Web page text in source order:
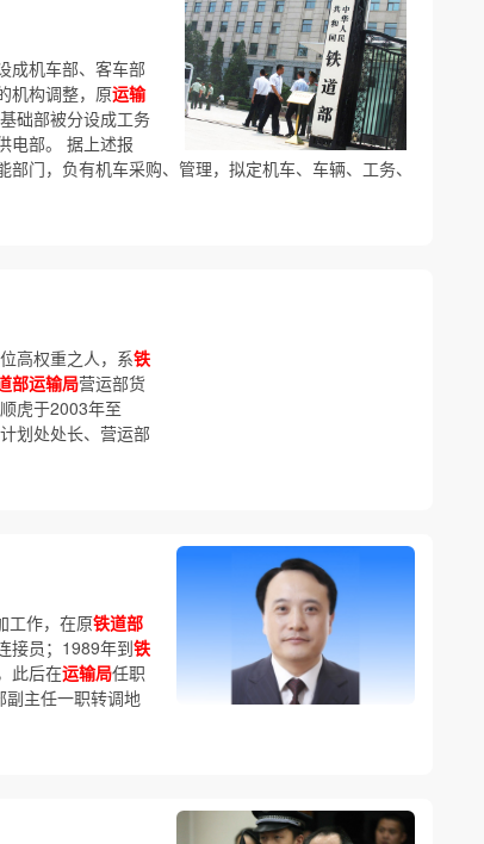
成机车部、客车部
机构调整，原运输
础部被分设成工务
电部。 据上述报
门，负有机车采购、管理，拟定机车、车辆、工务、
高权重之人，系铁
部运输局营运部货
虎于2003年至
划处处长、营运部
工作，在原铁道部
接员；1989年到铁
此后在运输局任职
副主任一职转调地